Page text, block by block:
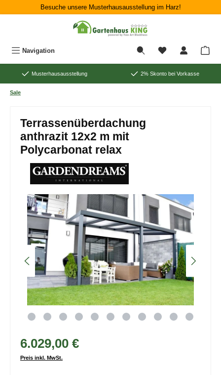
Zum Hauptinhalt springenBesuche unsere Musterhausausstellung im Harz!
Navigation
Musterhausausstellung 2% Skonto bei Vorkasse
Sale
Terrassenüberdachung
anthrazit 12x2 m mit
Polycarbonat relax
Bildergalerie überspringen
6.029,00 €
Preis inkl. MwSt.